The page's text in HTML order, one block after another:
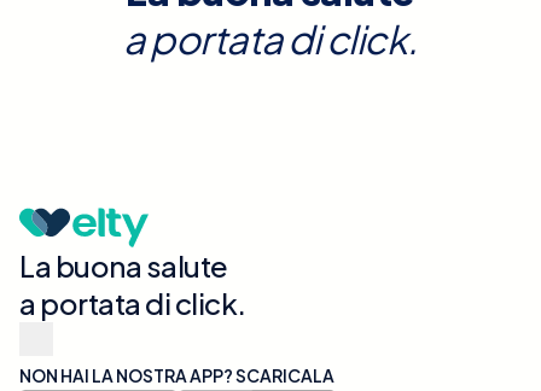
a portata di click.
La buona salute
a portata di click.
NON HAI LA NOSTRA APP? SCARICALA